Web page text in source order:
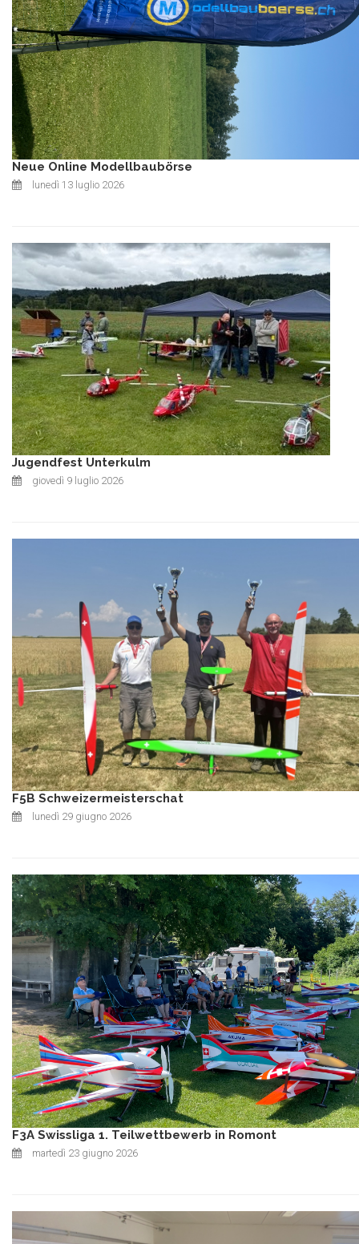
Neue Online Modellbaubörse
lunedì 13 luglio 2026
Jugendfest Unterkulm
giovedì 9 luglio 2026
F5B Schweizermeisterschat
lunedì 29 giugno 2026
F3A Swissliga 1. Teilwettbewerb in Romont
martedì 23 giugno 2026